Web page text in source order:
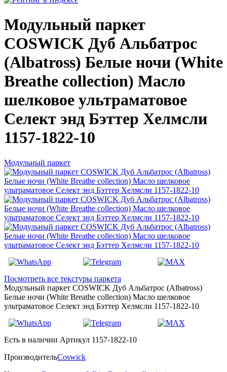
Модульный паркет
COSWICK Дуб Альбатрос
(Albatross) Белые ночи (White
Breathe collection) Масло
шелковое ультраматовое
Селект энд Бэттер Хелмсли
1157-1822-10
Модульный паркет
Посмотреть все текстуры паркета
Модульный паркет COSWICK Дуб Альбатрос (Albatross)
Белые ночи (White Breathe collection) Масло шелковое
ультраматовое Селект энд Бэттер Хелмсли 1157-1822-10
Есть в наличии Артикул 1157-1822-10
ПроизводительCoswick